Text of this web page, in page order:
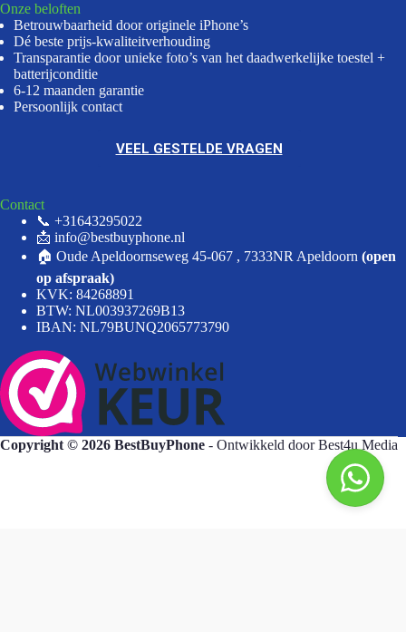
Onze beloften
Betrouwbaarheid door originele iPhone’s
Dé beste prijs-kwaliteitverhouding
Transparantie door unieke foto’s van het daadwerkelijke toestel +
batterijconditie
6-12 maanden garantie
Persoonlijk contact
VEEL GESTELDE VRAGEN
Contact
📞 +31643295022
📩 info@bestbuyphone.nl
🏠 Oude Apeldoornseweg 45-067 , 7333NR Apeldoorn (open
op afspraak)
KVK: 84268891
BTW: NL003937269B13
IBAN: NL79BUNQ2065773790
Copyright © 2026 BestBuyPhone - Ontwikkeld doorBest4u Media